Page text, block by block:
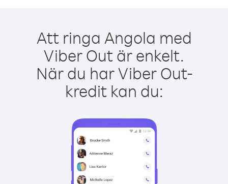
Att ringa Angola med
Viber Out är enkelt.
När du har Viber Out-
kredit kan du: